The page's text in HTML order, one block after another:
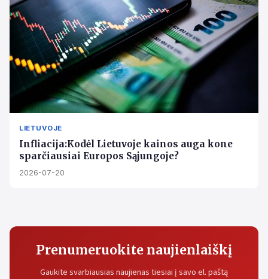
LIETUVOJE
Infliacija:Kodėl Lietuvoje kainos auga kone
sparčiausiai Europos Sąjungoje?
2026-07-20
Prenumeruokite naujienlaiškį
Gaukite svarbiausias naujienas tiesiai į savo el. paštą